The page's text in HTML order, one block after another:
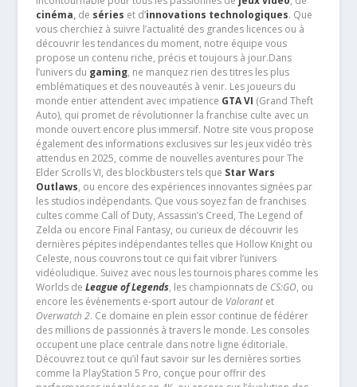
cinéma,de séries et d’innovations technologiques. Que
vous cherchiez à suivre l’actualité des grandes licences ou à
découvrir les tendances du moment, notre équipe vous
propose un contenu riche, précis et toujours à jour.Dans
l’univers du gaming, ne manquez rien des titres les plus
emblématiques et des nouveautés à venir. Les joueurs du
monde entier attendent avec impatience GTA VI (Grand Theft
Auto), qui promet de révolutionner la franchise culte avec un
monde ouvert encore plus immersif. Notre site vous propose
également des informations exclusives sur les jeux vidéo très
attendus en 2025, comme de nouvelles aventures pour The
Elder Scrolls VI, des blockbusters tels que Star Wars
Outlaws, ou encore des expériences innovantes signées par
les studios indépendants. Que vous soyez fan de franchises
cultes comme Call of Duty, Assassin’s Creed, The Legend of
Zelda ou encore Final Fantasy, ou curieux de découvrir les
dernières pépites indépendantes telles que Hollow Knight ou
Celeste, nous couvrons tout ce qui fait vibrer l’univers
vidéoludique. Suivez avec nous les tournois phares comme les
Worlds de League of Legends, les championnats de CS:GO, ou
encore les événements e-sport autour de Valorantet
Overwatch 2. Ce domaine en plein essor continue de fédérer
des millions de passionnés à travers le monde. Les consoles
occupent une place centrale dans notre ligne éditoriale.
Découvrez tout ce qu’il faut savoir sur les dernières sorties
comme la PlayStation 5 Pro, conçue pour offrir des